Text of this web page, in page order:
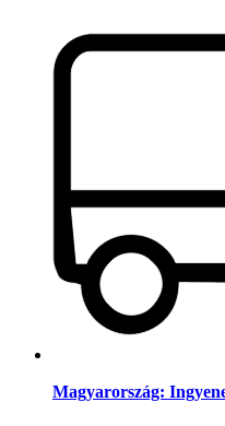
Magyarország: